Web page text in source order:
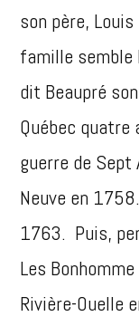
son père,
famille semble
dit Beaupré
Québec quatre
guerre de Sept
Neuve en
1763. Puis,
Les
Rivière-Ouelle